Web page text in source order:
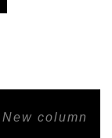
New column